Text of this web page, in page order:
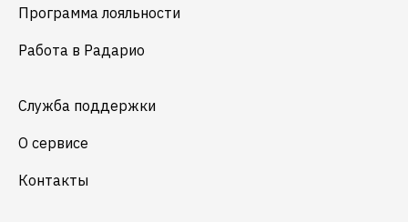
Программа лояльности
Работа в Радарио
Служба поддержки
О сервисе
Контакты